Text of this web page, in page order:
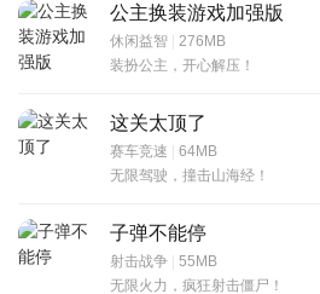
公主换装游戏加强版
休闲益智 | 276MB
装扮公主，开心解压！
这关太顶了
赛车竞速 | 64MB
无限驾驶，撞击山海经！
子弹不能停
射击战争 | 55MB
无限火力，疯狂射击僵尸！